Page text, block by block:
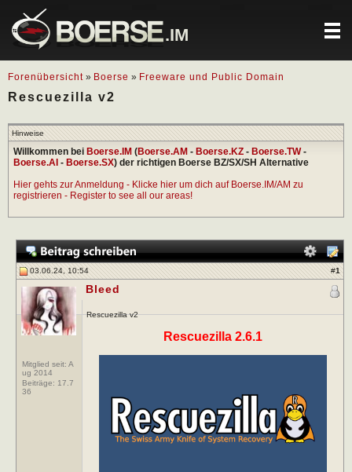
.IM
Forenübersicht » Boerse » Freeware und Public Domain
Rescuezilla v2
Hinweise
Willkommen bei Boerse.IM (Boerse.AM - Boerse.KZ - Boerse.TW-
Boerse.AI - Boerse.SX) der richtigen Boerse BZ/SX/SH Alternative
Hier gehts zur Anmeldung - Klicke hier um dich auf Boerse.IM/AM zu
registrieren - Register to see all our areas!
03.06.24, 10:54 #1
Mitglied seit: A
ug 2014
Beiträge: 17.7
36
Bleed
Rescuezilla v2
Rescuezilla 2.6.1